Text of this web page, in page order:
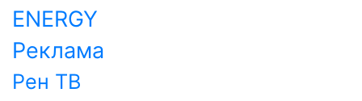
ENERGY
Реклама
Рен ТВ